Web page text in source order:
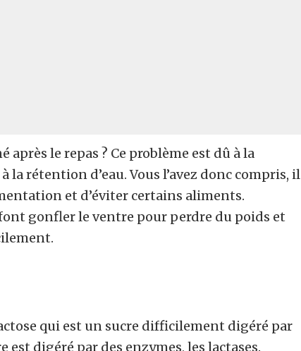
le repas ? Ce problème est dû à la
rétention d’eau. Vous l’avez donc compris, il
et d’éviter certains aliments.
gonfler le ventre pour perdre du poids et
qui est un sucre difficilement digéré par
est digéré par des enzymes, les lactases.